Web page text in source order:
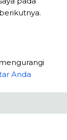
Anda